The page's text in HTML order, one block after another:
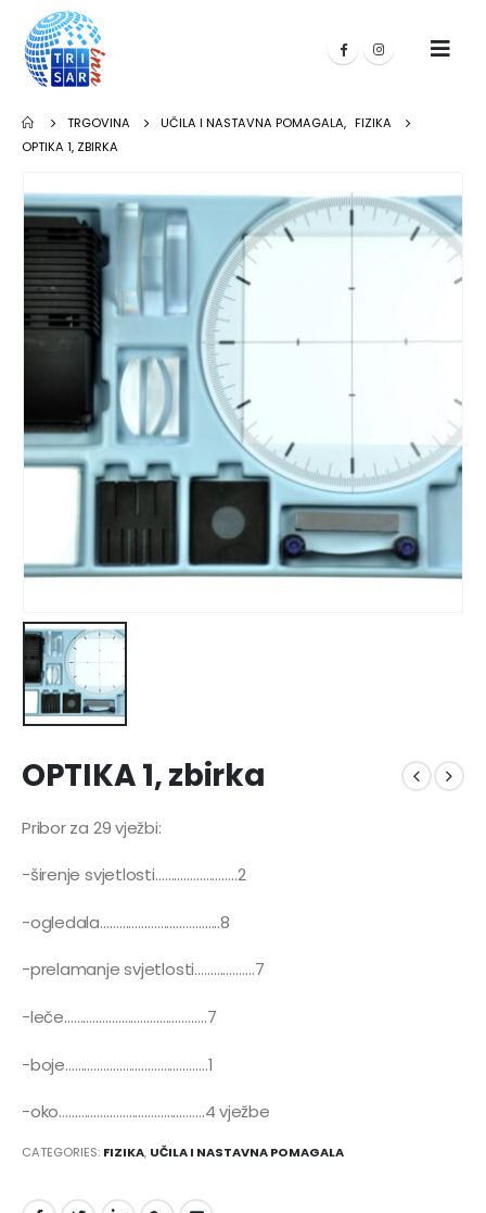
TRGOVINA UČILA I NASTAVNA POMAGALA, FIZIKA
OPTIKA 1, ZBIRKA
OPTIKA 1, zbirka
Pribor za 29 vježbi:
-širenje svjetlosti……………………..2
-ogledala………………………………..8
-prelamanje svjetlosti……………….7
-leče………………………………………7
-boje………………………………………1
-oko……………………………………….4 vježbe
CATEGORIES: FIZIKA, UČILA I NASTAVNA POMAGALA